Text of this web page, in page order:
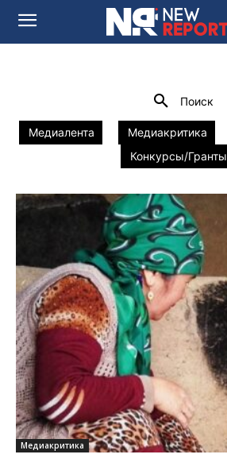
МЕДИАКРИТИКА
Поиск
Медиалента Медиакритика
Конкурсы/Гранты
Медиакритика